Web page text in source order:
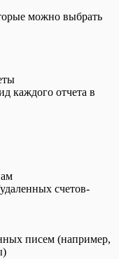
можно выбрать
каждого отчета в
счетов-
писем (например,